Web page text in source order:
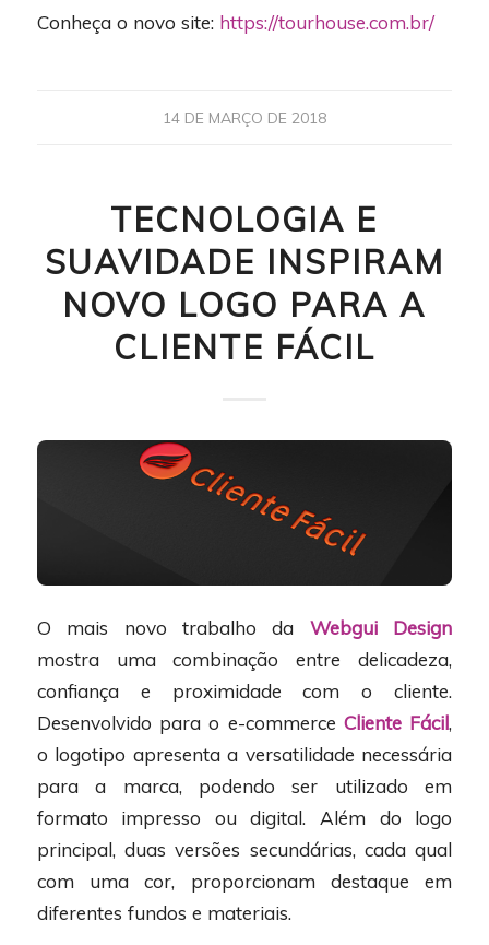
Conheça o novo site: https://tourhouse.com.br/
14 DE MARÇO DE 2018
TECNOLOGIA E
SUAVIDADE INSPIRAM
NOVO LOGO PARA A
CLIENTE FÁCIL
O mais novo trabalho da Webgui Design
mostra uma combinação entre delicadeza,
confiança e proximidade com o cliente.
Desenvolvido para o e-commerceCliente Fácil,
o logotipo apresenta a versatilidade necessária
para a marca, podendo ser utilizado em
formato impresso ou digital. Além do logo
principal, duas versões secundárias, cada qual
com uma cor, proporcionam destaque em
diferentes fundos e materiais.